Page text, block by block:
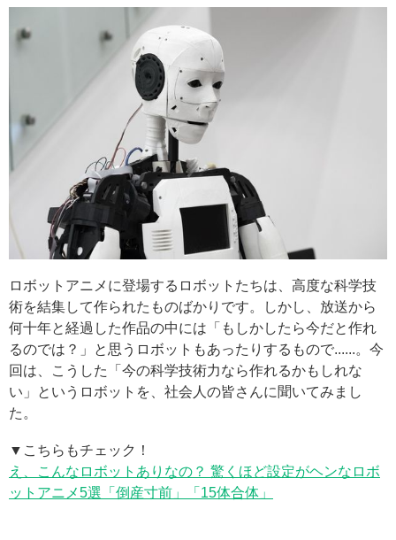
ロボットアニメに登場するロボットたちは、高度な科学技
術を結集して作られたものばかりです。しかし、放送から
何十年と経過した作品の中には「もしかしたら今だと作れ
るのでは？」と思うロボットもあったりするもので......。今
回は、こうした「今の科学技術力なら作れるかもしれな
い」というロボットを、社会人の皆さんに聞いてみまし
た。
▼こちらもチェック！
え、こんなロボットありなの？ 驚くほど設定がヘンなロボ
ットアニメ5選「倒産寸前」「15体合体」